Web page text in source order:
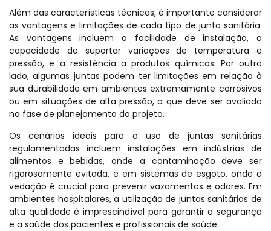
Além das características técnicas, é importante considerar
as vantagens e limitações de cada tipo de junta sanitária.
As vantagens incluem a facilidade de instalação, a
capacidade de suportar variações de temperatura e
pressão, e a resistência a produtos químicos. Por outro
lado, algumas juntas podem ter limitações em relação à
sua durabilidade em ambientes extremamente corrosivos
ou em situações de alta pressão, o que deve ser avaliado
na fase de planejamento do projeto.
Os cenários ideais para o uso de juntas sanitárias
regulamentadas incluem instalações em indústrias de
alimentos e bebidas, onde a contaminação deve ser
rigorosamente evitada, e em sistemas de esgoto, onde a
vedação é crucial para prevenir vazamentos e odores. Em
ambientes hospitalares, a utilização de juntas sanitárias de
alta qualidade é imprescindível para garantir a segurança
e a saúde dos pacientes e profissionais de saúde.